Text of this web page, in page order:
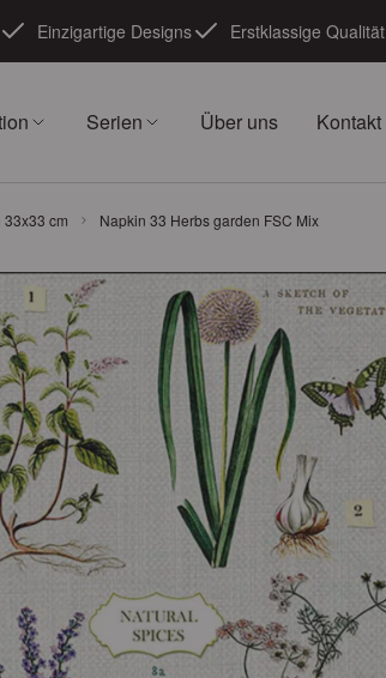
Einzigartige Designs Erstklassige Qualität
Serien Über uns Kontakt
33x33 cm Napkin 33 Herbs garden FSC Mix